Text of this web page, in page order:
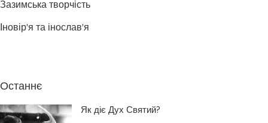
Зазимська творчість
Іновір'я та інослав'я
Останнє
Як діє Дух Святий?